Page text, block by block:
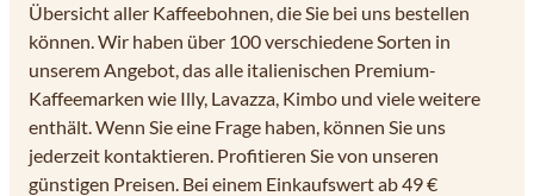
Übersicht aller Kaffeebohnen, die Sie bei uns bestellen
können. Wir haben über 100 verschiedene Sorten in
unserem Angebot, das alle italienischen Premium-
Kaffeemarken wie Illy, Lavazza, Kimbo und viele weitere
enthält. Wenn Sie eine Frage haben, können Sie uns
jederzeit kontaktieren. Profitieren Sie von unseren
günstigen Preisen. Bei einem Einkaufswert ab 49 €